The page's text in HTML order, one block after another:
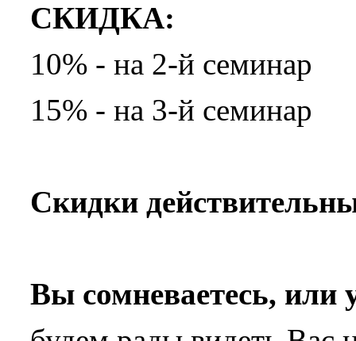
СКИДКА:
10% - на 2-й семинар
15% - на 3-й семинар
Скидки
Вы сомневаетесь, или